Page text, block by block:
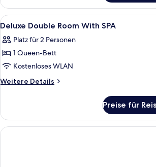
Zimmer,
Erdgeschoss
Alle
Fotos
für
Deluxe
Double
Room
anzeigen
1
Deluxe Double Room With SPA
Platz für 2 Personen
1 Queen-Bett
Kostenloses WLAN
Weitere Details
Weitere
Double
Room
With
Preise für